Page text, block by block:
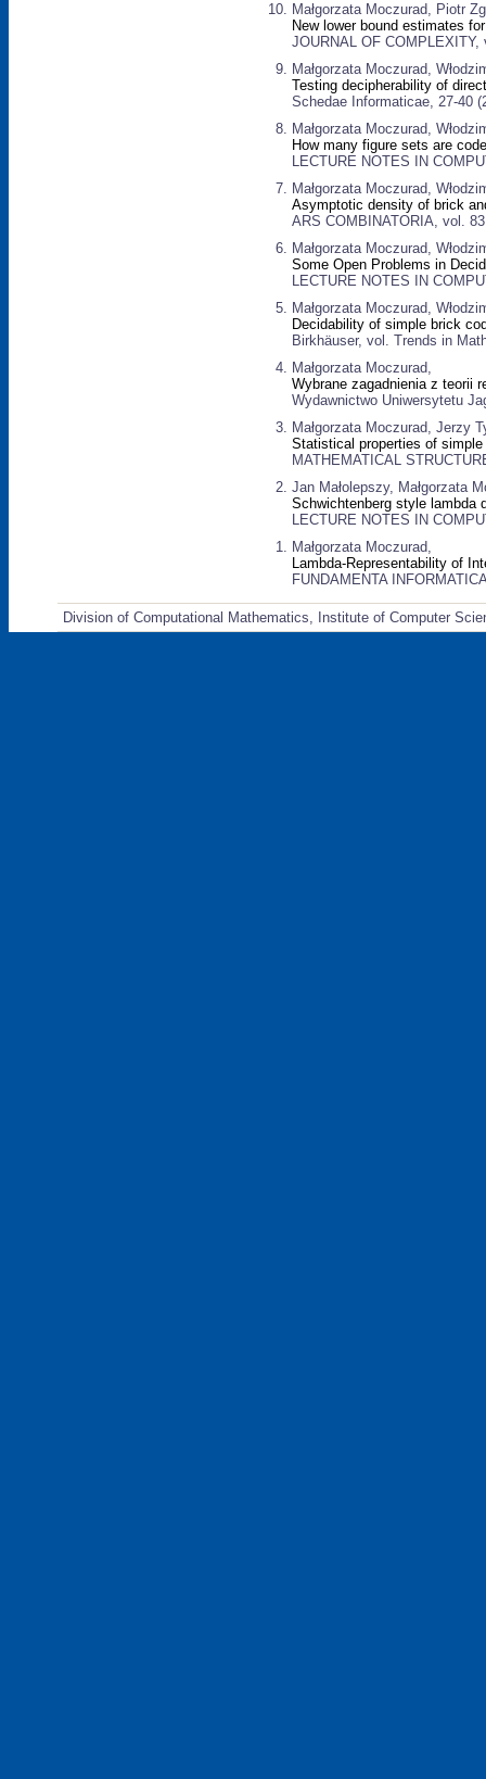
Małgorzata Moczurad, Piotr
New lower bound estimates
JOURNAL OF COMPLEXITY,
Małgorzata Moczurad,
Testing decipherability of
Schedae Informaticae, 27-40
Małgorzata Moczurad,
How many figure sets are
LECTURE NOTES IN
Małgorzata Moczurad,
Asymptotic density of brick
ARS COMBINATORIA, vol.
Małgorzata Moczurad,
Some Open Problems in
LECTURE NOTES IN
Małgorzata Moczurad,
Decidability of simple brick
Birkhäuser, vol. Trends in
Małgorzata Moczurad,
Wybrane zagadnienia z teorii
Wydawnictwo Uniwersytetu
Małgorzata Moczurad, Jerzy
Statistical properties of
MATHEMATICAL
Jan Małolepszy, Małgorzata
Schwichtenberg style lambda
LECTURE NOTES IN
Małgorzata Moczurad,
Lambda-Representability of
FUNDAMENTA
Division of Computational Mathematics, Institute of Computer